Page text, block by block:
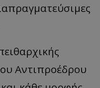
Αντιπροέδρου
Προμηθευτής